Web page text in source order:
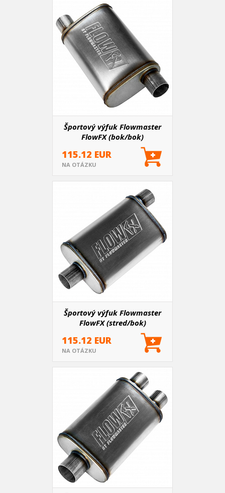
Športový výfuk Flowmaster
FlowFX (bok/bok)
115.12 EUR
NA OTÁZKU
Športový výfuk Flowmaster
FlowFX (stred/bok)
115.12 EUR
NA OTÁZKU